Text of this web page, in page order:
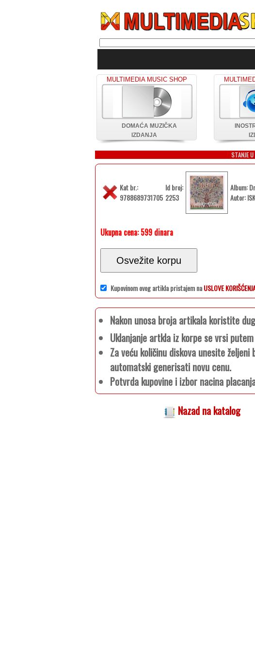
MULTIMEDIA MUSIC SHOP
DOMAĆA MUZIČKA
IZDANJA
STANJE
Kat br.:
9788689731705
Id broj:
2253
Album:
Autor:
Ukupna cena:599 dinara
Osvežite korpu
Kupovinom ovog artikla pristajem naUSLOVE
Nakon unosa broja artikala koristite
Uklanjanje artkla iz korpe se vrsi
Za veću količinu diskova unesite željeni
automatski generisati novu cenu.
Potvrda kupovine i izbor nacina
Nazad na katalog